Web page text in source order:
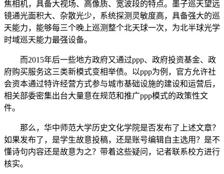
焦相机，具备大视场、高像质、宽波段的特点。墨子巡天望远
镜通光面积大、杂散光少，系统探测灵敏度高，具备强大的巡
天能力，能够每三个晚上巡测整个北天球一次，为北半球光学
时域巡天能力最强设备。
而2015年后一些地方政府又通过ppp、政府投资基金、政
府购买服务这三类新模式变相举债。以ppp为例，官方允许社
会资本通过特许经营方式参与城市基础设施的建设和运营后，
相关部委密集出台大量意在规范和推广ppp模式的政策性文
件。
那么，华中师范大学历史文化学院是否发布了上述文章？
如果发布了，是学生故意投稿，还是账号编辑自主选用？是不
懂诗句内容还是故意为之？带着这些疑问，记者联系校方进行
核实。